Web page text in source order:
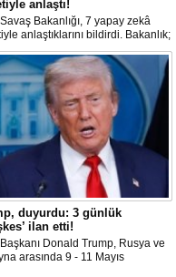
anlaştı!
Bakanlığı, 7 yapay zekâ
anlaştıklarını bildirdi. Bakanlık;
zekâ teknolojisini bilgisayar
ve savaş alanında kullanmayı
duyurdu: 3 günlük
ilan etti!
Donald Trump, Rusya ve
arasında 9 - 11 Mayıs